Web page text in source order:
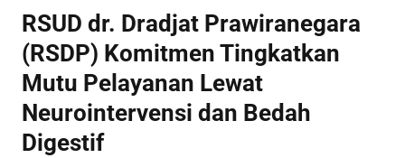
RSUD dr. Dradjat Prawiranegara
(RSDP) Komitmen Tingkatkan
Mutu Pelayanan Lewat
Neurointervensi dan Bedah
Digestif